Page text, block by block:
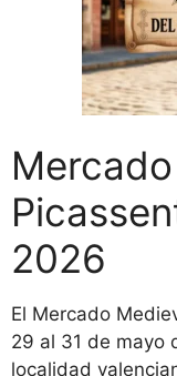
2026
El Mercado
29 al 31 de mayo
localidad